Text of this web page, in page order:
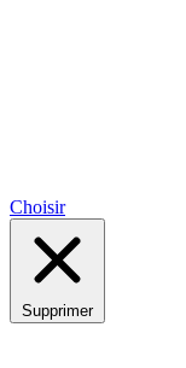
Choisir
Supprimer